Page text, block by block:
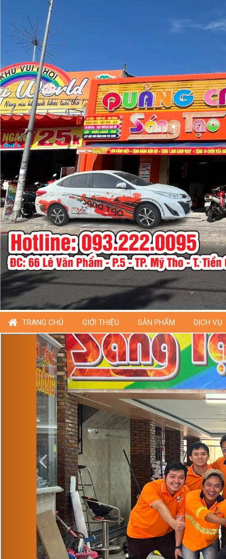
TRANG CHỦ GIỚI THIỆU SẢN PHẨM DỊCH VỤ
Previous